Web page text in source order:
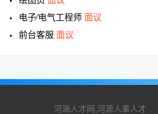
电子∕电气工程师 面议
前台客服 面议
河源人才网,河源人事人才